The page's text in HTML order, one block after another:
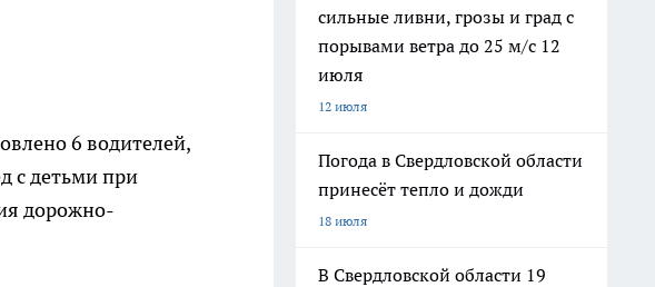
6 водителей,
с детьми при
дорожно-
сильные ливни, грозы и град с
порывами ветра до 25 м/с 12
июля
12 июля
Погода в Свердловской области
принесёт тепло и дожди
18 июля
В Свердловской области 19